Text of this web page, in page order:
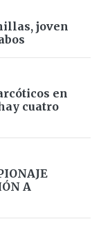
joven
en
cuatro
A